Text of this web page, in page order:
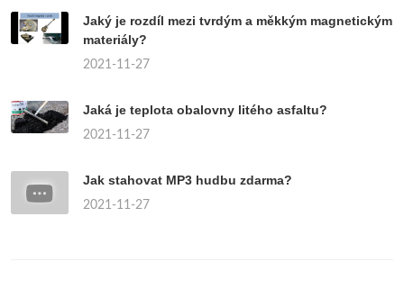
Jaký je rozdíl mezi tvrdým a měkkým magnetickým
materiály?
2021-11-27
Jaká je teplota obalovny litého asfaltu?
2021-11-27
Jak stahovat MP3 hudbu zdarma?
2021-11-27